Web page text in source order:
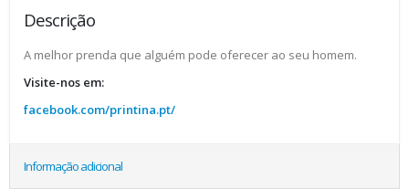
Descrição
A melhor prenda que alguém pode oferecer ao seu homem.
Visite-nos em:
facebook.com/printina.pt/
Informação adicional